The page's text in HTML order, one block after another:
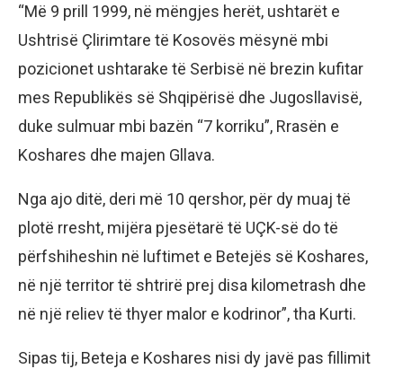
“Më 9 prill 1999, në mëngjes herët, ushtarët e
Ushtrisë Çlirimtare të Kosovës mësynë mbi
pozicionet ushtarake të Serbisë në brezin kufitar
mes Republikës së Shqipërisë dhe Jugosllavisë,
duke sulmuar mbi bazën “7 korriku”, Rrasën e
Koshares dhe majen Gllava.
Nga ajo ditë, deri më 10 qershor, për dy muaj të
plotë rresht, mijëra pjesëtarë të UÇK-së do të
përfshiheshin në luftimet e Betejës së Koshares,
në një territor të shtrirë prej disa kilometrash dhe
në një reliev të thyer malor e kodrinor”, tha Kurti.
Sipas tij, Beteja e Koshares nisi dy javë pas fillimit